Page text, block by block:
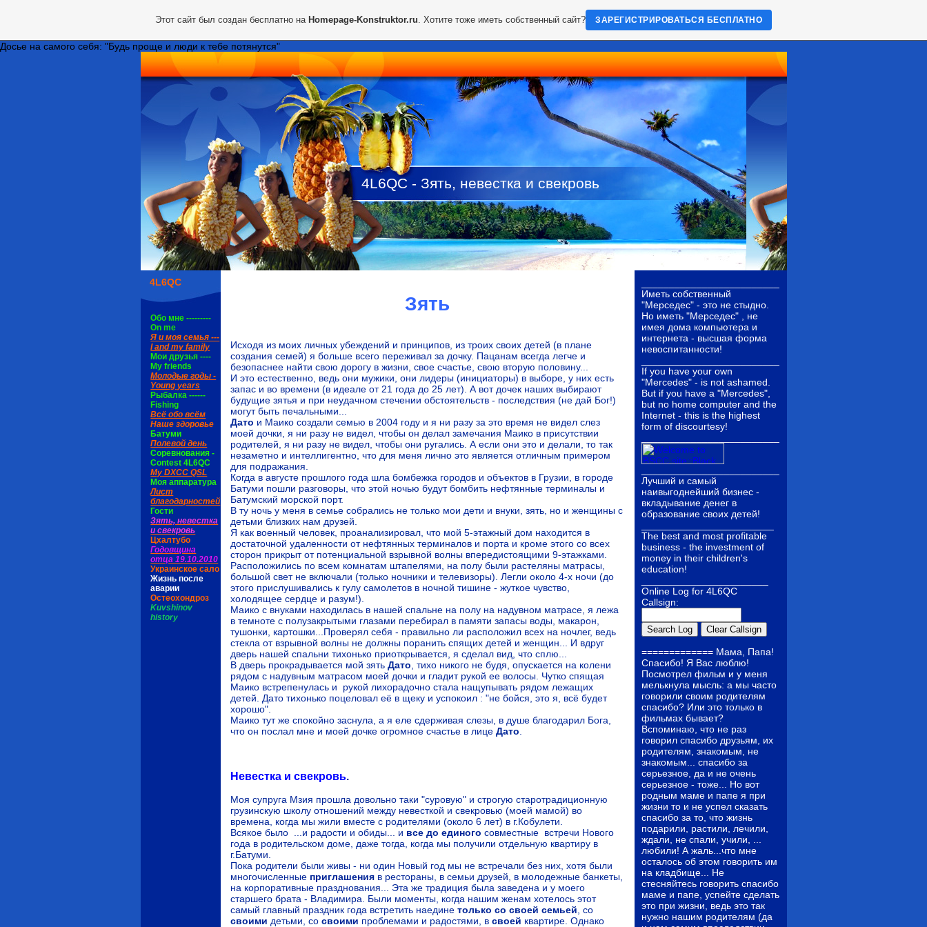
Досье на самого себя: "Будь проще и люди к тебе потянутся"
4L6QC - Зять, невестка и свекровь
4L6QC
Обо мне ---------
On me
Я и моя семья ---
I and my family
Мои друзья ----
My friends
Молодые годы -
Young years
Рыбалка ------
Fishing
Всё обо всём
Наше здоровье
Батуми
Полевой день
Соревнования -
Contest 4L6QC
My DXCC QSL
Моя аппаратура
Лист
благодарностей
Гости
Зять, невестка
и свекровь
Цхалтубо
Годовщина
отца 19.10.2010
Украинское сало
Жизнь после
аварии
Остеохондроз
Kuvshinov
history
Зять
Исходя из моих личных убеждений и принципов, из троих своих детей (в плане
создания семей) я больше всего переживал за дочку. Пацанам всегда легче и
безопаснее найти свою дорогу в жизни, свое счастье, свою вторую половину...
И это естественно, ведь они мужики, они лидеры (инициаторы) в выборе, у них есть
запас и во времени (в идеале от 21 года до 25 лет). А вот дочек наших выбирают
будущие зятья и при неудачном стечении обстоятельств - последствия (не дай Бог!)
могут быть печальными...
Дато и Маико создали семью в 2004 году и я ни разу за это время не видел слез
моей дочки, я ни разу не видел, чтобы он делал замечания Маико в присутствии
родителей, я ни разу не видел, чтобы они ругались. А если они это и делали, то так
незаметно и интеллигентно, что для меня лично это является отличным примером
для подражания.
Когда в августе прошлого года шла бомбежка городов и объектов в Грузии, в городе
Батуми пошли разговоры, что этой ночью будут бомбить нефтянные терминалы и
Батумский морской порт.
В ту ночь у меня в семье собрались не только мои дети и внуки, зять, но и женщины с
детьми близких нам друзей.
Я как военный человек, проанализировал, что мой 5-этажный дом находится в
достаточной удаленности от нефтянных терминалов и порта и кроме этого со всех
сторон прикрыт от потенциальной взрывной волны впередистоящими 9-этажками.
Расположились по всем комнатам штапелями, на полу были растеляны матрасы,
большой свет не включали (только ночники и телевизоры). Легли около 4-х ночи (до
этого прислушивались к гулу самолетов в ночной тишине - жуткое чувство,
холодящее сердце и разум!).
Маико с внуками находилась в нашей спальне на полу на надувном матрасе, я лежа
в темноте с полузакрытыми глазами перебирал в памяти запасы воды, макарон,
тушонки, картошки...Проверял себя - правильно ли расположил всех на ночлег, ведь
стекла от взрывной волны не должны поранить спящих детей и женщин... И вдруг
дверь нашей спальни тихонько приоткрывается, я сделал вид, что сплю...
В дверь прокрадывается мой зятьДато , тихо никого не будя, опускается на колени
рядом с надувным матрасом моей дочки и гладит рукой ее волосы. Чутко спящая
Маико встрепенулась и рукой лихорадочно стала нащупывать рядом лежащих
детей. Дато тихонько поцеловал её в щеку и успокоил : "не бойся, это я, всё будет
хорошо".
Маико тут же спокойно заснула, а я еле сдерживая слезы, в душе благодарил Бога,
что он послал мне и моей дочке огромное счастье в лицеДато
Невестка и свекровь.
Моя супруга Мзия прошла довольно таки "суровую" и строгую старотрадиционную
грузинскую школу отношений между невесткой и свекровью (моей мамой) во
времена, когда мы жили вместе с родителями (около 6 лет) в г.Кобулети.
Всякое было ...и радости и обиды... и все до единого совместные встречи Нового
года в родительском доме, даже тогда, когда мы получили отдельную квартиру в
г.Батуми.
Пока родители были живы - ни один Новый год мы не встречали без них, хотя были
многочисленные приглашения в рестораны, в семьи друзей, в молодежные банкеты,
на корпоративные празднования... Эта же традиция была заведена и у моего
старшего брата - Владимира. Были моменты, когда нашим женам хотелось этот
самый главный праздник года встретить наединетолько со своей семьей, со
своими детьми, сосвоими проблемами и радостями, всвоей квартире. Однако
Иметь собственный
"Мерседес" - это не стыдно.
Но иметь "Мерседес" , не
имея дома компьютера и
интернета - высшая форма
невоспитанности!
If you have your own
"Mercedes" - is not ashamed.
But if you have a "Mercedes",
but no home computer and the
Internet - this is the highest
form of discourtesy!
Лучший и самый
наивыгоднейший бизнес -
вкладывание денег в
образование своих детей!
The best and most profitable
business - the investment of
money in their children's
education!
Online Log for 4L6QC
Callsign:
============= Мама, Папа!
Спасибо! Я Вас люблю!
Посмотрел фильм и у меня
мелькнула мысль: а мы часто
говорили своим родителям
спасибо? Или это только в
фильмах бывает?
Вспоминаю, что не раз
говорил спасибо друзьям, их
родителям, знакомым, не
знакомым... спасибо за
серьезное, да и не очень
серьезное - тоже... Но вот
родным маме и папе я при
жизни то и не успел сказать
спасибо за то, что жизнь
подарили, растили, лечили,
ждали, не спали, учили, ...
любили! А жаль...что мне
осталось об этом говорить им
на кладбище... Не
стесняйтесь говорить спасибо
маме и папе, успейте сделать
это при жизни, ведь это так
нужно нашим родителям (да
Этот сайт был создан бесплатно на Homepage-Konstruktor.ru. Хотите тоже иметь собственный сайт? ЗАРЕГИСТРИРОВАТЬСЯ БЕСПЛАТНО